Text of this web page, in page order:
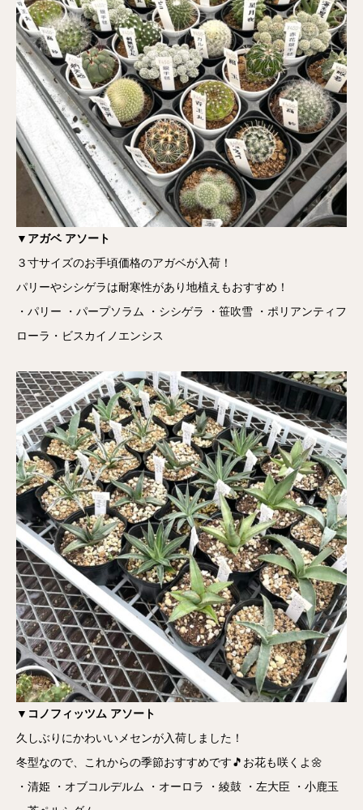
▼アガベ アソート
３寸サイズのお手頃価格のアガベが入荷！
パリーやシシゲラは耐寒性があり地植えもおすすめ！
・パリー ・パープソラム ・シシゲラ ・笹吹雪 ・ポリアンティフ
ローラ・ビスカイノエンシス
▼コノフィッツム アソート
久しぶりにかわいいメセンが入荷しました！
冬型なので、これからの季節おすすめです🎵お花も咲くよ🌼
・清姫 ・オブコルデルム ・オーロラ ・綾鼓 ・左大臣 ・小鹿玉